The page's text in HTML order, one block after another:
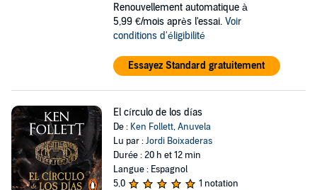
Renouvellement automatique à
5,99 €/mois après l'essai. Voir
conditions d'éligibilité
Essayez Standard gratuitement
El círculo de los días
De : Ken Follett,Anuvela
Lu par :Jordi Boixaderas
Durée : 20 h et 12 min
Langue : Espagnol
5,0
1 notation